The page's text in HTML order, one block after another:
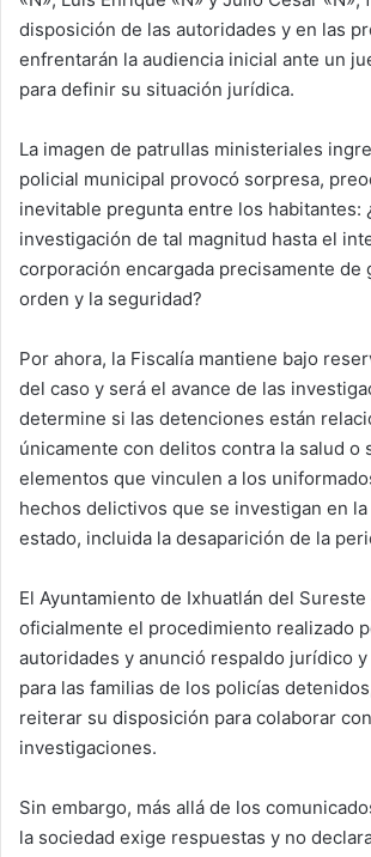
disposición de las autoridades y en las
enfrentarán la audiencia inicial ante un
para definir su situación jurídica.
La imagen de patrullas ministeriales
policial municipal provocó sorpresa,
inevitable pregunta entre los habitantes:
investigación de tal magnitud hasta el
corporación encargada precisamente de
orden y la seguridad?
Por ahora, la Fiscalía mantiene bajo
del caso y será el avance de las
determine si las detenciones están
únicamente con delitos contra la salud o
elementos que vinculen a los
hechos delictivos que se investigan en
estado, incluida la desaparición de la
El Ayuntamiento de Ixhuatlán del
oficialmente el procedimiento realizado
autoridades y anunció respaldo jurídico
para las familias de los policías
reiterar su disposición para colaborar
investigaciones.
Sin embargo, más allá de los
la sociedad exige respuestas y no